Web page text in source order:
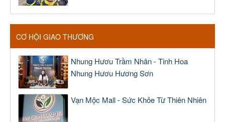
CƠ HỘI GIAO THƯƠNG
Nhung Hươu Trầm Nhân - Tinh Hoa
Nhung Hươu Hương Sơn
Vạn Mộc Mall - Sức Khỏe Từ Thiên Nhiên